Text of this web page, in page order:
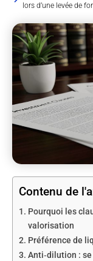
lors d’une levée de
Contenu de
Pourquoi les
valorisation
Préférence de
Anti‑dilution :